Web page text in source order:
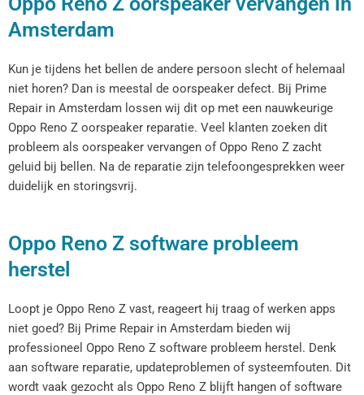
Amsterdam
Kun je tijdens het bellen de andere persoon slecht of helemaal
niet horen? Dan is meestal de oorspeaker defect. Bij Prime
Repair in Amsterdam lossen wij dit op met een nauwkeurige
Oppo Reno Z oorspeaker reparatie. Veel klanten zoeken dit
probleem als oorspeaker vervangen of Oppo Reno Z zacht
geluid bij bellen. Na de reparatie zijn telefoongesprekken weer
duidelijk en storingsvrij.
Oppo Reno Z software probleem
herstel
Loopt je Oppo Reno Z vast, reageert hij traag of werken apps
niet goed? Bij Prime Repair in Amsterdam bieden wij
professioneel Oppo Reno Z software probleem herstel. Denk
aan software reparatie, updateproblemen of systeemfouten. Dit
wordt vaak gezocht als Oppo Reno Z blijft hangen of software